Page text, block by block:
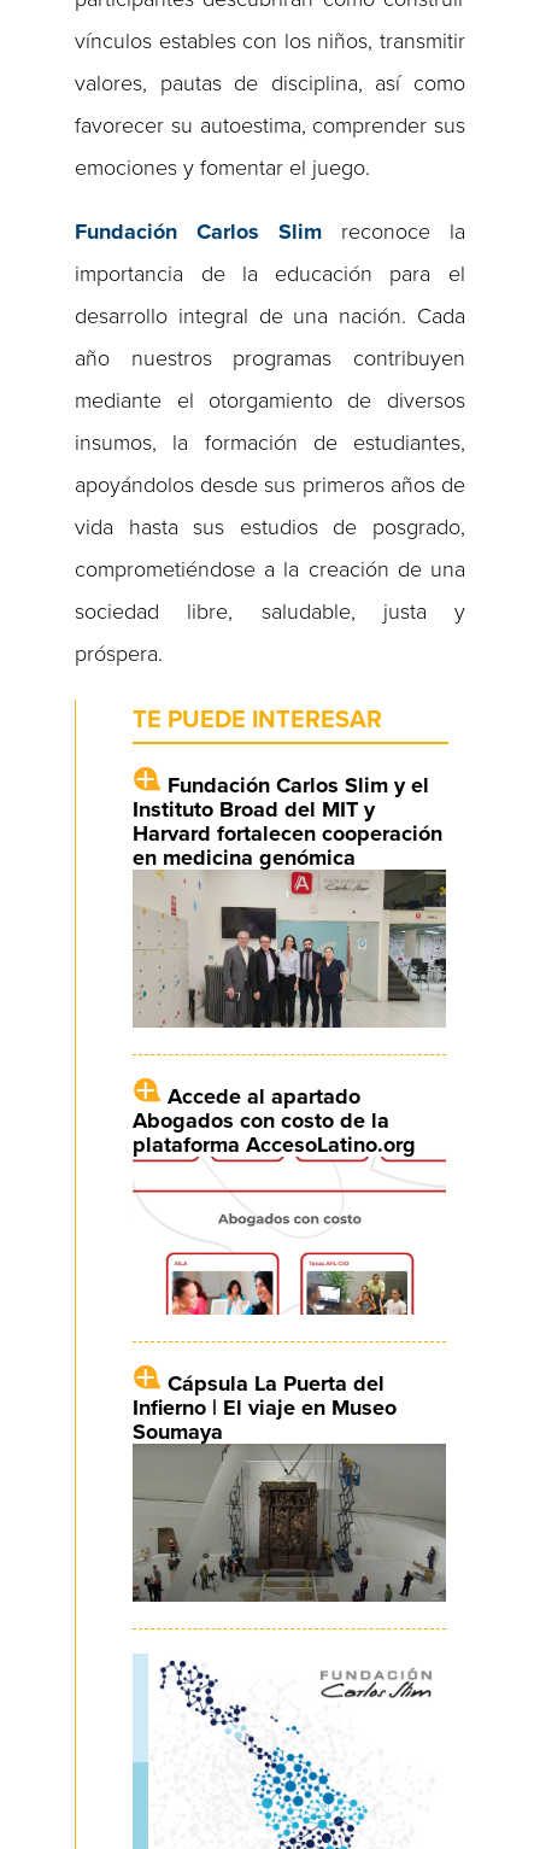
vínculos estables con los niños, transmitir
valores, pautas de disciplina, así como
favorecer su autoestima, comprender sus
emociones y fomentar el juego.
Fundación Carlos Slim reconoce la
importancia de la educación para el
desarrollo integral de una nación. Cada
año nuestros programas contribuyen
mediante el otorgamiento de diversos
insumos, la formación de estudiantes,
apoyándolos desde sus primeros años de
vida hasta sus estudios de posgrado,
comprometiéndose a la creación de una
sociedad libre, saludable, justa y
próspera.
TE PUEDE INTERESAR
Fundación Carlos Slim y el
Instituto Broad del MIT y
Harvard fortalecen cooperación
en medicina genómica
Accede al apartado
Abogados con costo de la
plataforma AccesoLatino.org
Cápsula La Puerta del
Infierno | El viaje en Museo
Soumaya